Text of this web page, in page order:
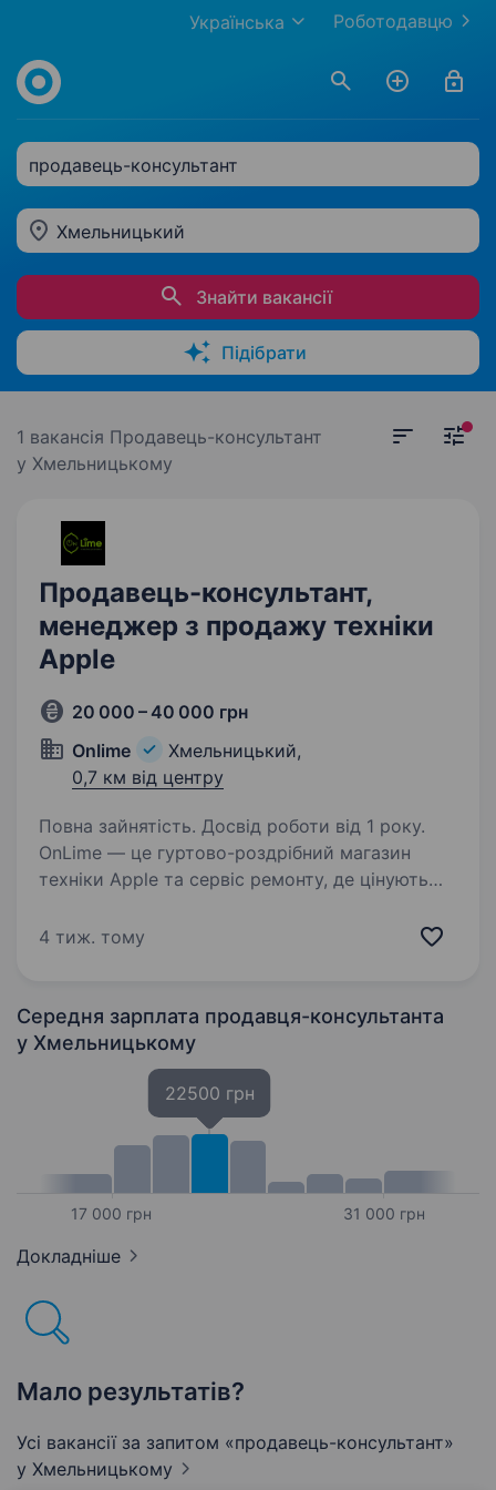
Роботодавцю
Українська
продавець-консультант
Хмельницький
Знайти вакансії
Підібрати
1 вакансія Продавець-консультант
у Хмельницькому
Продавець-консультант,
менеджер з продажу техніки
Apple
20 000 – 40 000 грн
OnIime
Хмельницький,
0,7 км від центру
Повна зайнятість. Досвід роботи від 1 року.
OnLime — це гуртово-роздрібний магазин
техніки Apple та сервіс ремонту, де цінують
людей, які хочуть вчитися, рости
4 тиж. тому
Середня зарплата продавця-консультанта
у Хмельницькому
17 000 грн
22500 грн
31 000 грн
Докладніше
Мало результатів?
Усі вакансії за запитом «продавець-консультант»
у Хмельницькому